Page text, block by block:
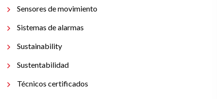
Sensores de movimiento
Sistemas de alarmas
Sustainability
Sustentabilidad
Técnicos certificados